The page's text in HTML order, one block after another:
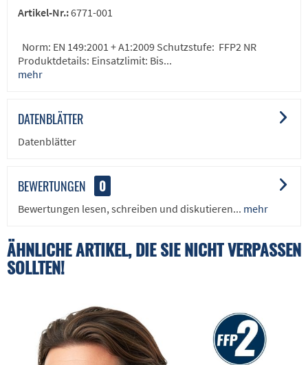
Artikel-Nr.:6771-001
Norm: EN 149:2001 + A1:2009 Schutzstufe: FFP2 NR
Produktdetails: Einsatzlimit: Bis...
mehr
DATENBLÄTTER
Datenblätter
BEWERTUNGEN 0
Bewertungen lesen, schreiben und diskutieren... mehr
ÄHNLICHE ARTIKEL, DIE SIE NICHT VERPASSEN
SOLLTEN!